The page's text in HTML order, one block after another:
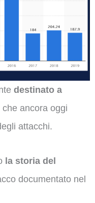
destinato a
che ancora oggi
attacchi.
la storia del
documentato nel